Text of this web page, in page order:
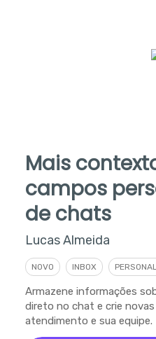
Mais
campos
de chats
Lucas Almeida
NOVO INBOX
Armazene informações
direto no chat e crie
atendimento e sua equipe.